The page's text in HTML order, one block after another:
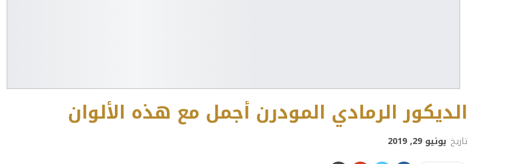
الديكور الرمادي المودرن أجمل مع هذه الألوان
تاريخ يونيو 29, 2019